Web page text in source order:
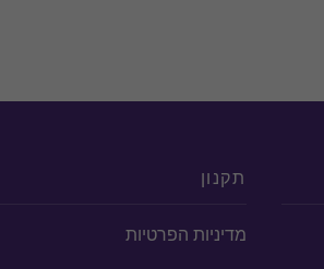
תקנון
מדיניות הפרטיות